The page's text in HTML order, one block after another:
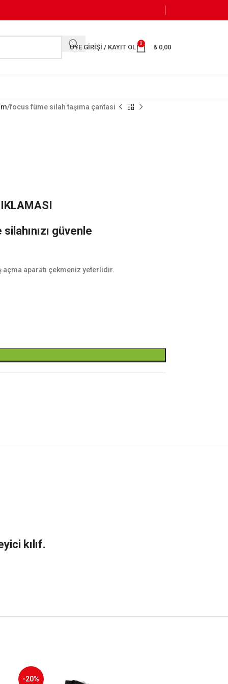
ÜYE GIRIŞI / KAYIT OL
0
₺ 0,00
focus füme silah taşıma çantasi
güvenle
aparatı çekmeniz yeterlidir.
kılıf.
-20%